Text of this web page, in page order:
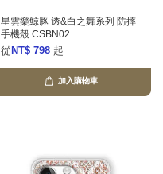
星雲樂鯨豚 透&白之舞系列 防摔
手機殼 CSBN02
從 NT$ 798 起
加入購物車